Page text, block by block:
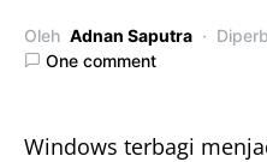
Oleh Adnan Saputra
One comment
Windows terbagi